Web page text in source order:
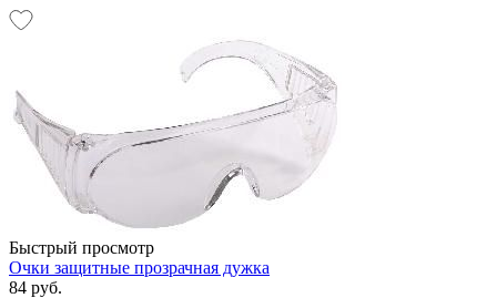
Быстрый просмотр
Очки защитные прозрачная дужка
84 руб.